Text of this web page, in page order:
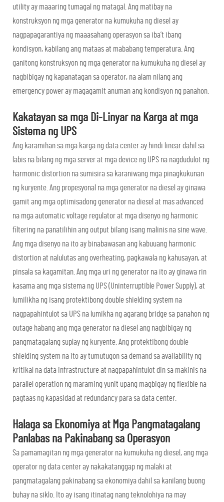
utility ay maaaring tumagal ng matagal. Ang matibay na
konstruksyon ng mga generator na kumukuha ng diesel ay
nagpapagarantiya ng maaasahang operasyon sa iba’t ibang
kondisyon, kabilang ang mataas at mababang temperatura. Ang
ganitong konstruksyon ng mga generator na kumukuha ng diesel ay
nagbibigay ng kapanatagan sa operator, na alam nilang ang
emergency power ay magagamit anuman ang kondisyon ng panahon.
Kakatayan sa mga Di-Linyar na Karga at mga
Sistema ng UPS
Ang karamihan sa mga karga ng data center ay hindi linear dahil sa
labis na bilang ng mga server at mga device ng UPS na nagdudulot ng
harmonic distortion na sumisira sa karaniwang mga pinagkukunan
ng kuryente. Ang propesyonal na mga generator na diesel ay ginawa
gamit ang mga optimisadong generator na diesel at mas advanced
na mga automatic voltage regulator at mga disenyo ng harmonic
filtering na panatilihin ang output bilang isang malinis na sine wave.
Ang mga disenyo na ito ay binabawasan ang kabuuang harmonic
distortion at nalulutas ang overheating, pagkawala ng kahusayan, at
pinsala sa kagamitan. Ang mga uri ng generator na ito ay ginawa rin
kasama ang mga sistema ng UPS (Uninterruptible Power Supply), at
lumilikha ng isang protektibong double shielding system na
nagpapahintulot sa UPS na lumikha ng agarang bridge sa panahon ng
outage habang ang mga generator na diesel ang nagbibigay ng
pangmatagalang suplay ng kuryente. Ang protektibong double
shielding system na ito ay tumutugon sa demand sa availability ng
kritikal na data infrastructure at nagpapahintulot din sa makinis na
parallel operation ng maraming yunit upang magbigay ng flexible na
pagtaas ng kapasidad at redundancy para sa data center.
Halaga sa Ekonomiya at Mga Pangmatagalang
Panlabas na Pakinabang sa Operasyon
Sa pamamagitan ng mga generator na kumukuha ng diesel, ang mga
operator ng data center ay nakakatanggap ng malaki at
pangmatagalang pakinabang sa ekonomiya dahil sa kanilang buong
buhay na siklo. Ito ay isang itinatag nang teknolohiya na may